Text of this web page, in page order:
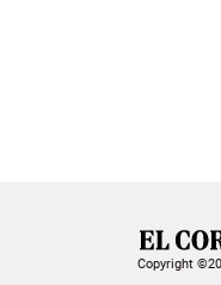
Copyright